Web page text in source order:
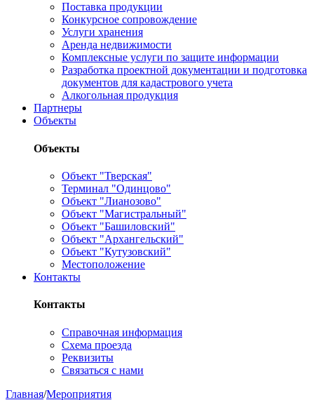
Поставка продукции
Конкурсное сопровождение
Услуги хранения
Аренда недвижимости
Комплексные услуги по защите информации
Разработка проектной документации и подготовка
документов для кадастрового учета
Алкогольная продукция
Партнеры
Объекты
Объекты
Объект "Тверская"
Терминал "Одинцово"
Объект "Лианозово"
Объект "Магистральный"
Объект "Башиловский"
Объект "Архангельский"
Объект "Кутузовский"
Местоположение
Контакты
Контакты
Справочная информация
Схема проезда
Реквизиты
Связаться с нами
Главная/Мероприятия